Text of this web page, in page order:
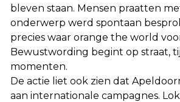
bleven staan. Mensen praatten
onderwerp werd spontaan
precies waar orange the world
Bewustwording begint op straat,
momenten.
De actie liet ook zien dat
aan internationale campagnes.